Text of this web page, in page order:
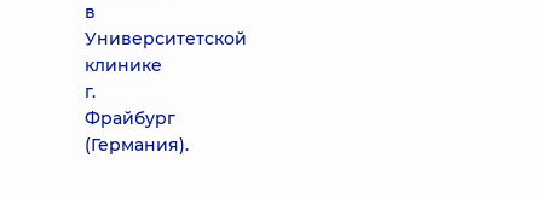
в
Университетской
клинике
г.
Фрайбург
(Германия).